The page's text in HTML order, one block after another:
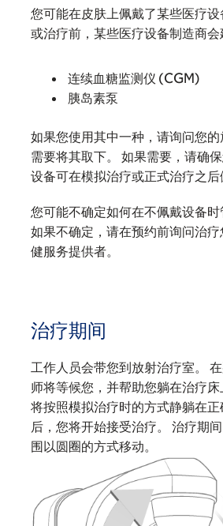
您可能在皮肤上佩戴了某些医疗
或治疗前，某些医疗设备制造商会
连续血糖监测仪 (CGM)
胰岛素泵
如果您使用其中一种，请询问您
需要将其取下。 如果需要，请确
设备可在模拟治疗或正式治疗之后
您可能不确定如何在不佩戴设备时
如果不确定，请在预约前询问治
健服务提供者。
治疗期间
工作人员会带您到放射治疗室。
师将等候您，并帮助您躺在治疗
将按照模拟治疗时的方式静躺在正
后，您将开始接受治疗。 治疗期
围以圆圈的方式移动。